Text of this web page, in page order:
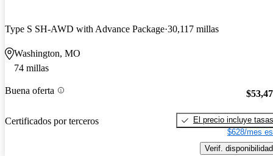
Type S SH-AWD with Advance Package 30,117 millas
Washington, MO
74 millas
Buena oferta
Certificados por terceros
El precio incluye tasas
$628/mes
Verif. disponibilidad